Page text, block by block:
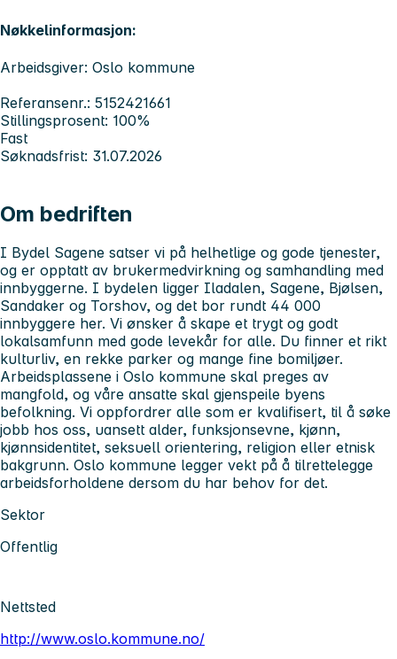
Nøkkelinformasjon:
Arbeidsgiver: Oslo kommune
Referansenr.: 5152421661
Stillingsprosent: 100%
Fast
Søknadsfrist: 31.07.2026
Om bedriften
I Bydel Sagene satser vi på helhetlige og gode tjenester,
og er opptatt av brukermedvirkning og samhandling med
innbyggerne. I bydelen ligger Iladalen, Sagene, Bjølsen,
Sandaker og Torshov, og det bor rundt 44 000
innbyggere her. Vi ønsker å skape et trygt og godt
lokalsamfunn med gode levekår for alle. Du finner et rikt
kulturliv, en rekke parker og mange fine bomiljøer.
Arbeidsplassene i Oslo kommune skal preges av
mangfold, og våre ansatte skal gjenspeile byens
befolkning. Vi oppfordrer alle som er kvalifisert, til å søke
jobb hos oss, uansett alder, funksjonsevne, kjønn,
kjønnsidentitet, seksuell orientering, religion eller etnisk
bakgrunn. Oslo kommune legger vekt på å tilrettelegge
arbeidsforholdene dersom du har behov for det.
Sektor
Offentlig
Nettsted
http://www.oslo.kommune.no/